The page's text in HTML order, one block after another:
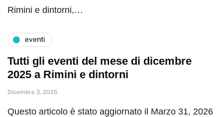
Rimini e dintorni,…
eventi
Tutti gli eventi del mese di dicembre
2025 a Rimini e dintorni
Dicembre 3, 2025
Questo articolo è stato aggiornato il Marzo 31, 2026